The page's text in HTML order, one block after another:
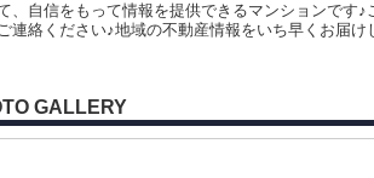
、自信をもって情報を提供できるマンションです
連絡ください♪地域の不動産情報をいち早くお届け
GALLERY